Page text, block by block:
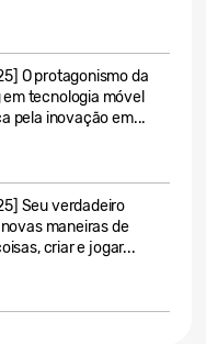
O protagonismo da
tecnologia móvel
pela inovação em...
Seu verdadeiro
maneiras de
criar e jogar...